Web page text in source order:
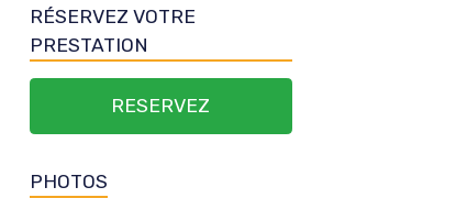
RÉSERVEZ VOTRE
PRESTATION
RESERVEZ
PHOTOS